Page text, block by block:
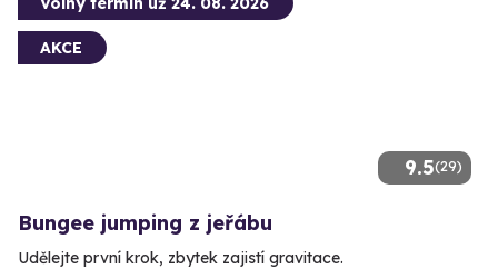
9.5(29)
AKCE
Bungee jumping z jeřábu
Udělejte první krok, zbytek zajistí gravitace.